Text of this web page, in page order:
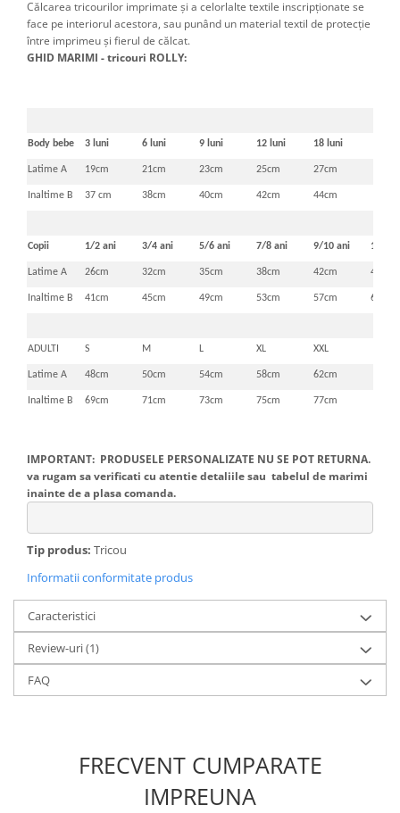
Călcarea tricourilor imprimate şi a celorlalte textile inscripţionate se
face pe interiorul acestora, sau punând un material textil de protecţie
între imprimeu şi fierul de călcat.
GHID MARIMI - tricouri ROLLY:
Body bebe 3 luni 6 luni 9 luni 12 luni 18 luni
Latime A 19cm 21cm 23cm 25cm 27cm
Inaltime B 37 cm 38cm 40cm 42cm 44cm
Copii 1/2 ani 3/4 ani 5/6 ani 7/8 ani 9/10 ani 11/12
Latime A 26cm 32cm 35cm 38cm 42cm 46cm
Inaltime B 41cm 45cm 49cm 53cm 57cm 61cm
ADULTI S M L XL XXL
Latime A 48cm 50cm 54cm 58cm 62cm
Inaltime B 69cm 71cm 73cm 75cm 77cm
IMPORTANT: PRODUSELE PERSONALIZATE NU SE POT RETURNA.
va rugam sa verificati cu atentie detaliile sau tabelul de marimi
inainte de a plasa comanda.
Tip produs: Tricou
Informatii conformitate produs
Caracteristici
Review-uri(1)
FAQ
FRECVENT CUMPARATE
IMPREUNA